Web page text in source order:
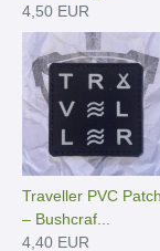
4,50 EUR
Traveller PVC Patch
– Bushcraf...
4,40 EUR